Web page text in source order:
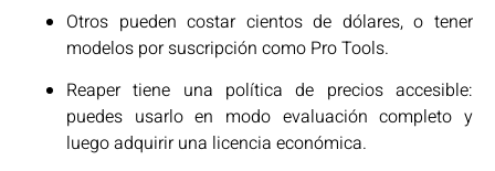
Otros pueden costar cientos de dólares, o tener
modelos por suscripción como Pro Tools.
Reaper tiene una política de precios accesible:
puedes usarlo en modo evaluación completo y
luego adquirir una licencia económica.